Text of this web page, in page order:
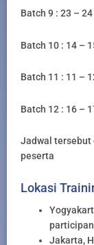
Batch 9 : 23 –
Batch 10 : 14 –
Batch 11 : 11 –
Batch 12 : 16 –
Jadwal tersebut
peserta
Lokasi
Jakarta,